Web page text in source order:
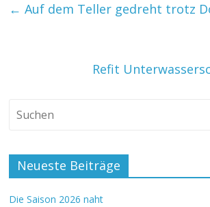
← Auf dem Teller gedreht trotz
Refit
Neueste Beiträge
Die Saison 2026 naht